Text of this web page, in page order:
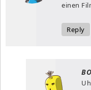
einen
Reply